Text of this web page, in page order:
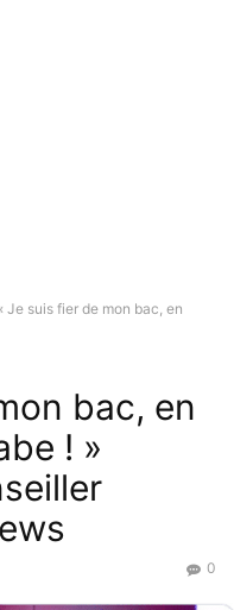
Je suis fier de mon bac, en
bac, en
! »
0